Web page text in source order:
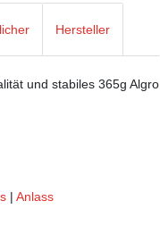
Hersteller
und stabiles 365g Algro
| Anlass